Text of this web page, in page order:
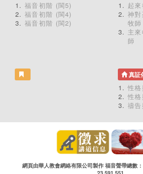
福音初階 (閩5)
福音初階 (閩4)
福音初階 (閩2)
起
神
牧師
主
師
真証
性
性
禱
網頁由華人教會網絡有限公司製作 福音聲帶總數